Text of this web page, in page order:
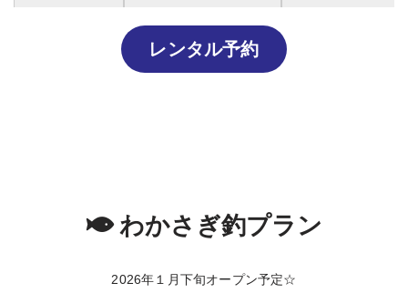
レンタル予約
わかさぎ釣プラン
2026年１月下旬オープン予定☆